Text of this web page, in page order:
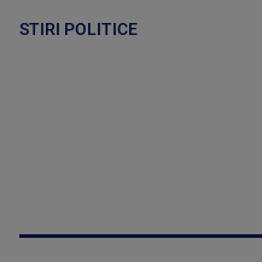
STIRI POLITICE